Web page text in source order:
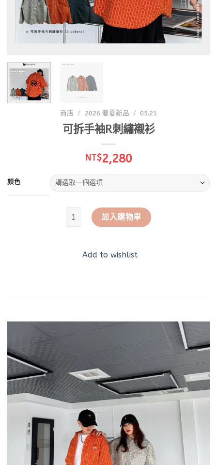
商店 / 2026 春夏新品 / 05.21
可拆手袖R刺繡襯衫
NT$2,280
顏色
可拆手袖R刺繡襯衫 數量
加入購物車
Add to wishlist